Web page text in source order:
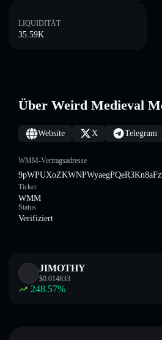
LIQUIDITÄT
35.59K
Über Weird Medieval
Website X Telegram
WMM-Vertragsadresse
Ticker
WMM
Status
Verifiziert
JIMOTHY
$0.014833
248.57%